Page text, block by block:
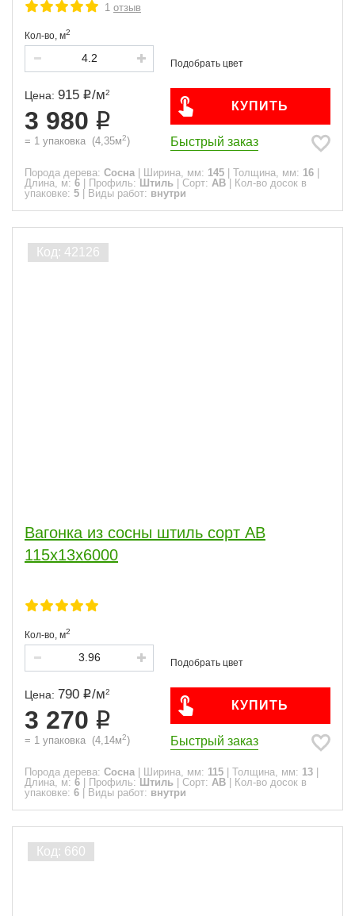
1 отзыв
Кол-во, м2
Цена: 915 /м2
3 980
= 1 упаковка (4,35м2)
КУПИТЬ
Быстрый заказ
Порода дерева: Сосна Ширина, мм: 145 Толщина, мм: 16
Длина, м: 6 Профиль: Штиль Сорт: АВ
Кол-во досок в
упаковке: 5 Виды работ: внутри
Вагонка из сосны штиль сорт АВ
115x13x6000
Кол-во, м2
Цена: 790 /м2
3 270
= 1 упаковка (4,14м2)
КУПИТЬ
Быстрый заказ
Порода дерева: Сосна Ширина, мм: 115 Толщина, мм: 13
Длина, м: 6 Профиль: Штиль Сорт: АВ
Кол-во досок в
упаковке: 6 Виды работ: внутри